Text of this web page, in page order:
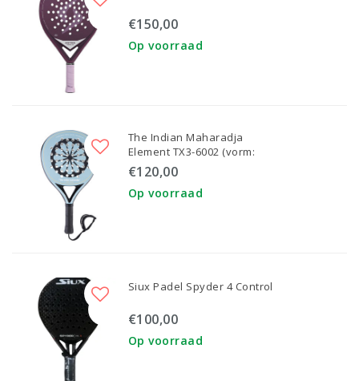
€150,00
Op voorraad
The Indian Maharadja
Element TX3-6002 (vorm:
Druppel)
€120,00
Op voorraad
Siux Padel Spyder 4 Control
€100,00
Op voorraad